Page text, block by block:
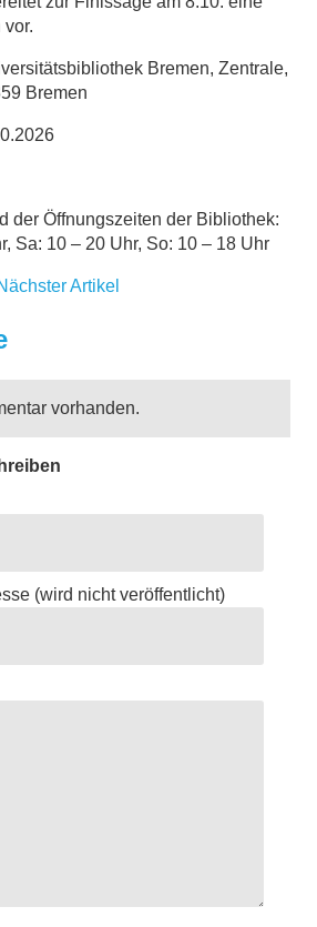
Bremen, Zentrale,
Bremen
der Öffnungszeiten der Bibliothek:
Sa: 10 – 20 Uhr, So: 10 – 18 Uhr
Artikel
vorhanden.
(wird nicht veröffentlicht)